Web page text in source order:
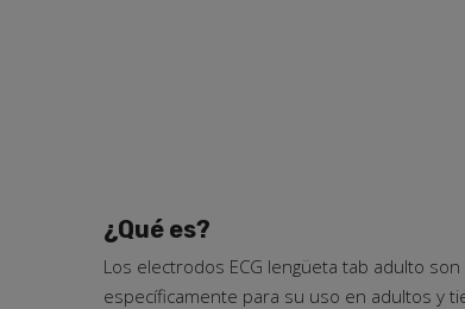
¿Qué es?
Los electrodos ECG lengüeta tab adulto
específicamente para su uso en adultos y